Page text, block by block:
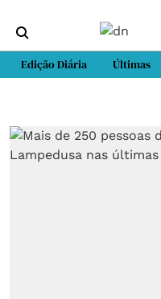
Edição Diária Últimas